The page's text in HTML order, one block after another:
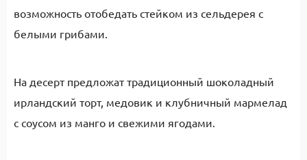
возможность отобедать стейком из сельдерея с
белыми грибами.
На десерт предложат традиционный шоколадный
ирландский торт, медовик и клубничный мармелад
с соусом из манго и свежими ягодами.